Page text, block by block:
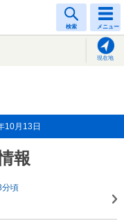
検索 メニュー
現在地
10月13日
報
分頃